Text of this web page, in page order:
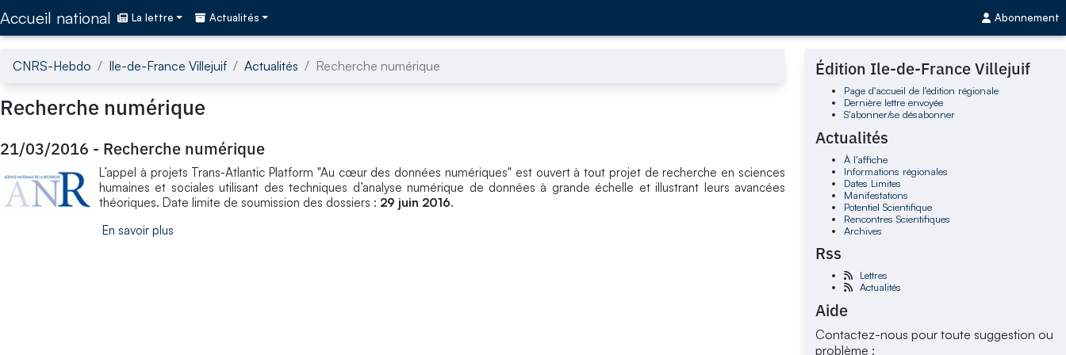
Accueil national La lettre Actualités Abonnement
CNRS-Hebdo Ile-de-France Villejuif Actualités Recherche numérique
Recherche numérique
21/03/2016 - Recherche numérique
L’appel à projets Trans-Atlantic Platform "Au cœur des données numériques" est ouvert à tout projet de recherche en sciences
humaines et sociales utilisant des techniques d’analyse numérique de données à grande échelle et illustrant leurs avancées
théoriques. Date limite de soumission des dossiers : 29 juin 2016.
En savoir plus
Édition Ile-de-France Villejuif
Page d'accueil de l'édition régionale
Dernière lettre envoyée
S'abonner/se désabonner
Actualités
À l'affiche
Informations régionales
Dates Limites
Manifestations
Potentiel Scientifique
Rencontres Scientifiques
Archives
Rss
Lettres
Actualités
Aide
Contactez-nous pour toute suggestion ou
problème :